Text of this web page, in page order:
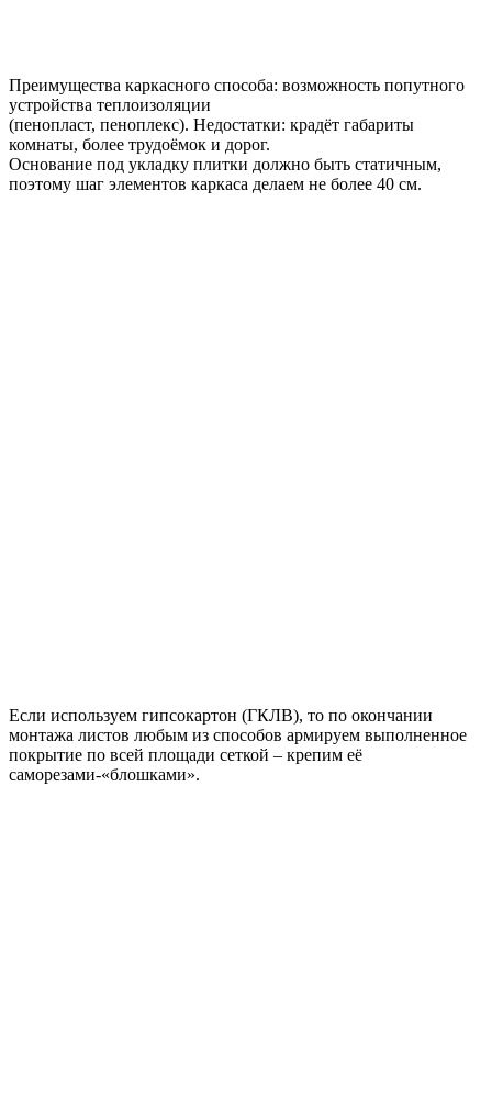
Преимущества каркасного способа: возможность попутного
устройства теплоизоляции
(пенопласт, пеноплекс). Недостатки: крадёт габариты
комнаты, более трудоёмок и дорог.
Основание под укладку плитки должно быть статичным,
поэтому шаг элементов каркаса делаем не более 40 см.
Если используем гипсокартон (ГКЛВ), то по окончании
монтажа листов любым из способов армируем выполненное
покрытие по всей площади сеткой – крепим её
саморезами-«блошками».